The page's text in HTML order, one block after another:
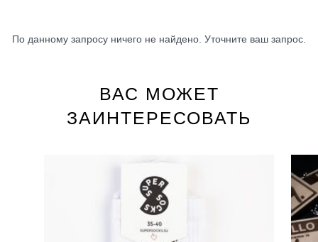
По данному запросу ничего не найдено. Уточните ваш запрос.
ВАС МОЖЕТ
ЗАИНТЕРЕСОВАТЬ